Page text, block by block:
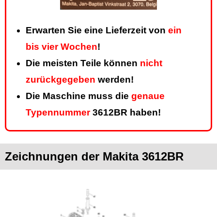
Erwarten Sie eine Lieferzeit von ein
bis vier Wochen!
Die meisten Teile können nicht
zurückgegeben werden!
Die Maschine muss die genaue
Typennummer3612BR haben!
Zeichnungen der Makita 3612BR